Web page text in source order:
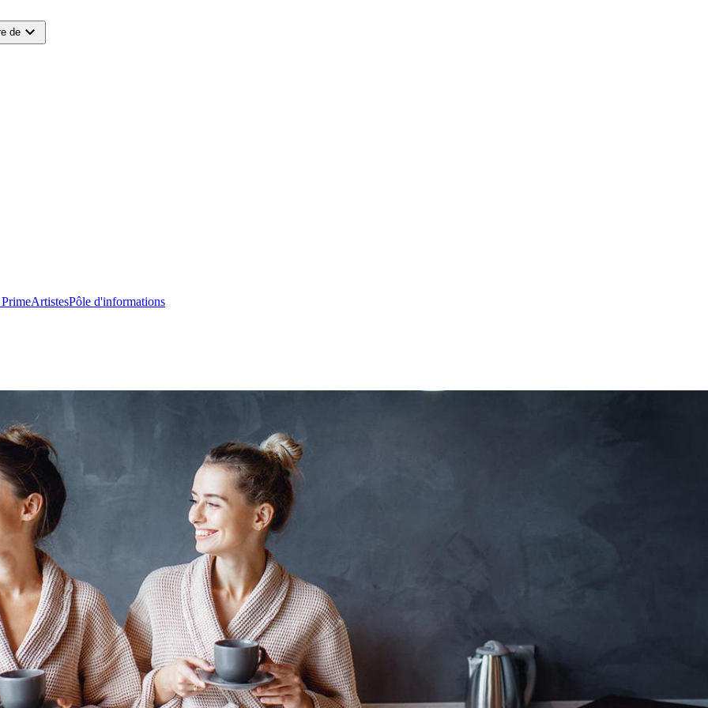
de expand_more
ArtistesPôle d'informations